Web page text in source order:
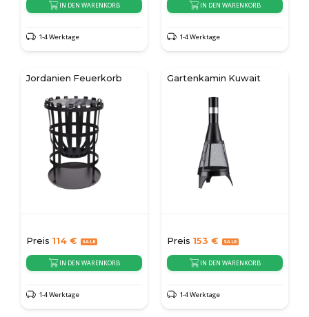
IN DEN WARENKORB
1-4 Werktage
IN DEN WARENKORB
1-4 Werktage
Jordanien Feuerkorb
Preis 114 €
IN DEN WARENKORB
1-4 Werktage
Gartenkamin Kuwait
Preis 153 €
IN DEN WARENKORB
1-4 Werktage